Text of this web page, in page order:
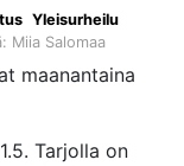
Yleisurheilu
Miia Salomaa
maanantaina
Tarjolla on